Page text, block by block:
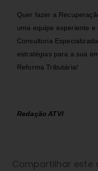
Quer fazer a
uma equipe experiente
Consultoria Especializada
estratégias para a sua
Reforma Tributária!
Redação ATVI
Compartilhar este